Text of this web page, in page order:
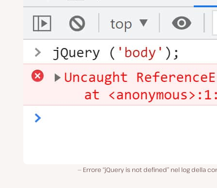
Errore “jQuery is not defined” nel log della